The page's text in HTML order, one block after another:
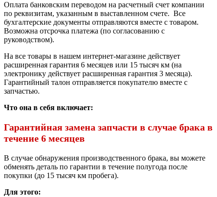
Оплата банковским переводом на расчетный счет компании
по реквизитам, указанным в выставленном счете. Все
бухгалтерские документы отправляются вместе с товаром.
Возможна отсрочка платежа (по согласованию с
руководством).
На все товары в нашем интернет-магазине действует
расширенная гарантия 6 месяцев или 15 тысяч км (на
электронику действует расширенная гарантия 3 месяца).
Гарантийный талон отправляется покупателю вместе с
запчастью.
Что она в себя включает:
Гарантийная замена запчасти в случае брака в
течение 6 месяцев
В случае обнаружения производственного брака, вы можете
обменять деталь по гарантии в течение полугода после
покупки (до 15 тысяч км пробега).
Для этого: